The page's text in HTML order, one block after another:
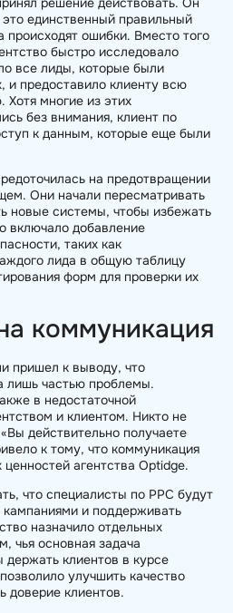
единственный правильный
происходят ошибки. Вместо того
быстро исследовало
все лиды, которые были
и предоставило клиенту всю
многие из этих
без внимания, клиент по
к данным, которые еще были
на предотвращении
Они начали пересматривать
новые системы, чтобы избежать
включало добавление
таких как
лида в общую таблицу
форм для проверки их
коммуникация
пришел к выводу, что
лишь частью проблемы.
в недостаточной
и клиентом. Никто не
действительно получаете
к тому, что коммуникация
агентства Optidge.
что специалисты по PPC будут
и поддерживать
назначило отдельных
чья основная задача
держать клиентов в курсе
улучшить качество
доверие клиентов.